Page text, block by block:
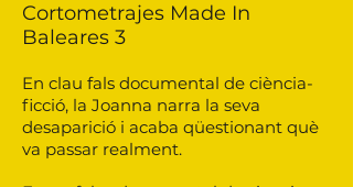
Cortometrajes Made In
Baleares 3
En clau fals documental de ciència-
ficció, la Joanna narra la seva
desaparició i acaba qüestionant què
va passar realment.